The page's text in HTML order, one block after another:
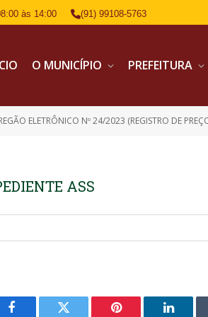
às 14:00 (91) 99108-5763
O MUNICÍPIO PREFEITURA
ELETRÔNICO Nº 24/2023 (REGISTRO DE
ASS